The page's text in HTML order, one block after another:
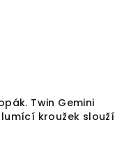
Twin Gemini
kroužek slouží